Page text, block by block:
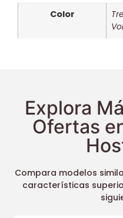
Color
Explora
Ofertas
Compara modelos
características